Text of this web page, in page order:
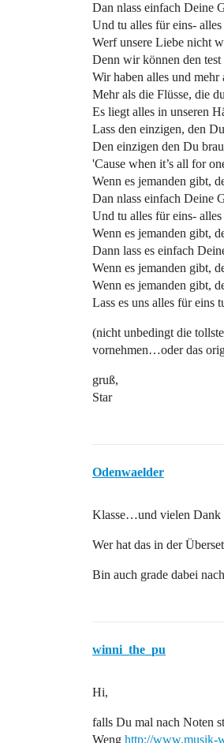
Dan nlass einfach Deine
Und tu alles für eins-
Werf unsere Liebe nicht
Denn wir können den test
Wir haben alles und mehr
Mehr als die Flüsse, die
Es liegt alles in unseren
Lass den einzigen, den
Den einzigen den Du
'Cause when it’s all for
Wenn es jemanden gibt,
Dan nlass einfach Deine
Und tu alles für eins-
Wenn es jemanden gibt,
Dann lass es einfach
Wenn es jemanden gibt,
Wenn es jemanden gibt,
Lass es uns alles für eins
(nicht unbedingt die
vornehmen…oder das
gruß,
Star
Odenwaelder
Klasse…und vielen Dank
Wer hat das in der
Bin auch grade dabei
winni_the_pu
Hi,
falls Du mal nach Noten
Weng http://www.musik-